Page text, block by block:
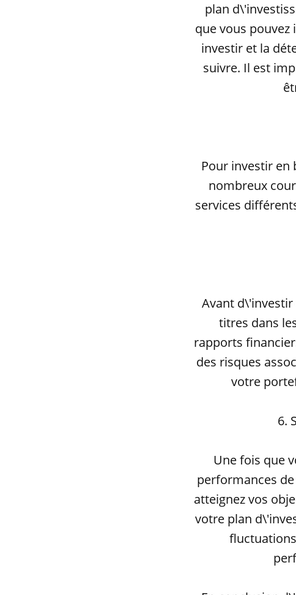
plan
que vous
investir et la
suivre. Il est
Pour investir en
nombreux
services
Avant
titres dans
rapports
des risques
votre
6.
Une fois que
performances
atteignez vos
votre plan